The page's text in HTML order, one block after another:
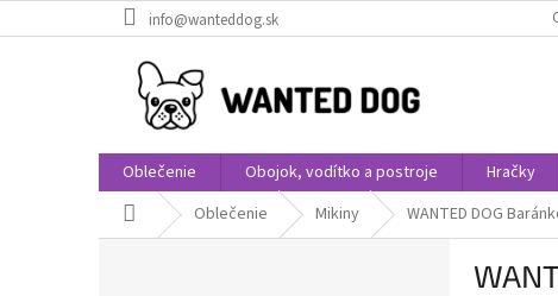
na
info@wanteddog.sk
Oblečenie Obojok, vodítko a postroje Hračky
Domov Oblečenie Mikiny WANTED DOG